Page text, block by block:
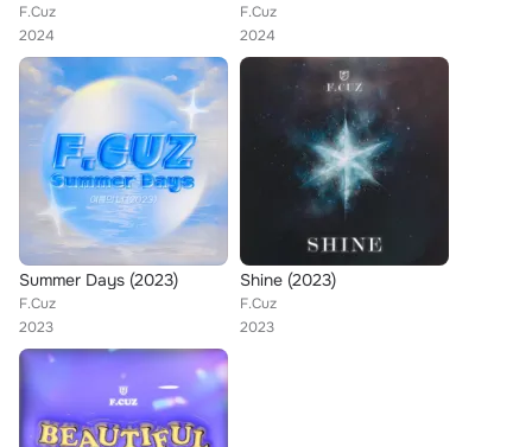
F.Cuz
2024
F.Cuz
2024
Summer Days (2023)
F.Cuz
2023
Shine (2023)
F.Cuz
2023